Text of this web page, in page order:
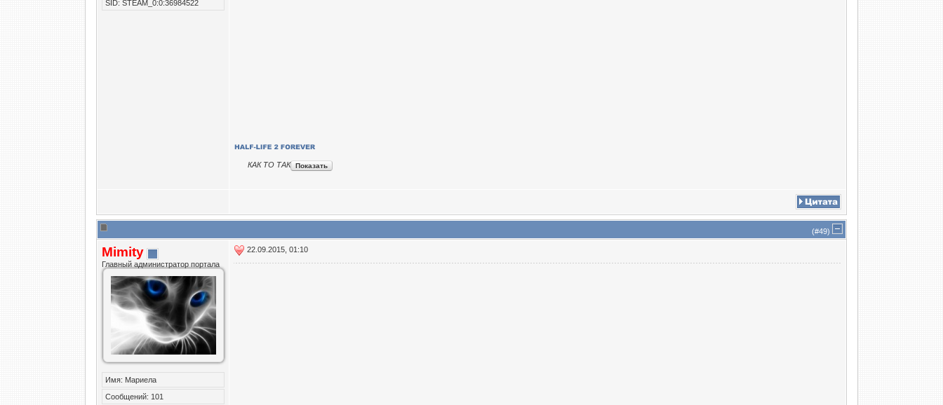
SID: STEAM_0:0:36984522
КАК ТО ТАК
(#49)
Mimity
Главный администратор портала
Имя: Мариела
Сообщений: 101
22.09.2015, 01:10